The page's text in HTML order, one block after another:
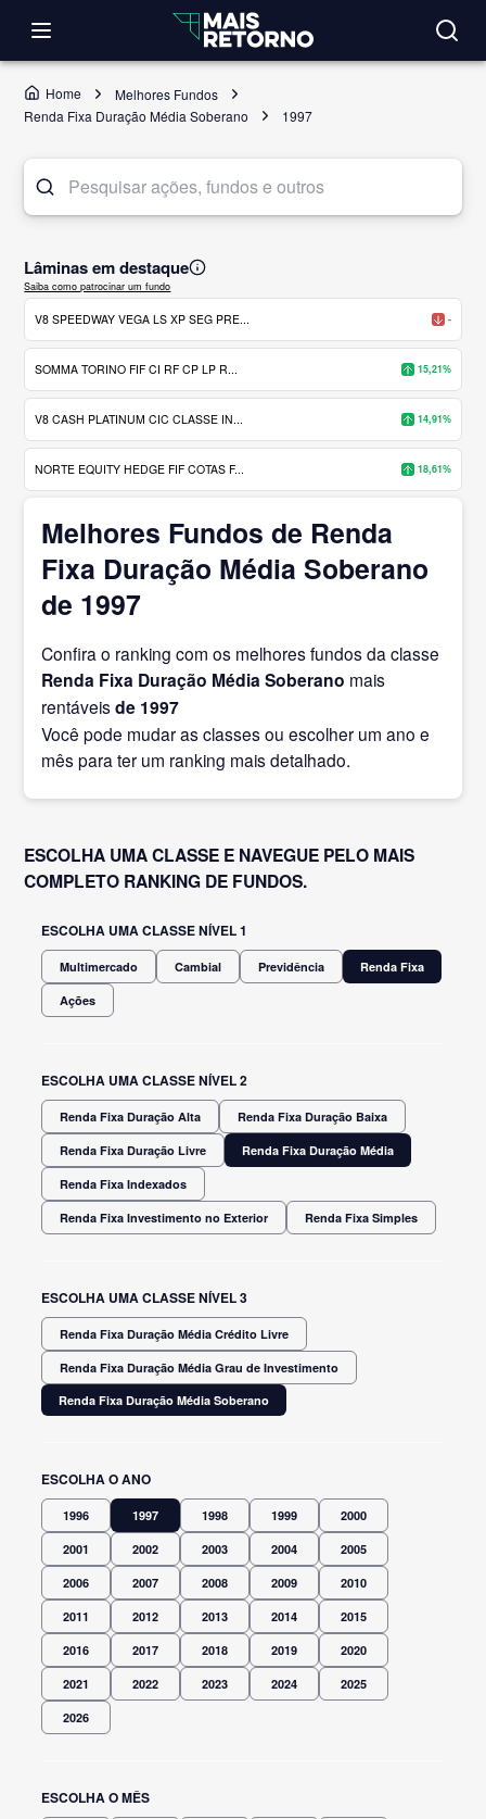
Home
Melhores Fundos
Renda Fixa Duração Média Soberano
1997
Lâminas em destaque
Saiba como patrocinar um fundo
V8 SPEEDWAY VEGA LS XP SEG PRE... -
SOMMA TORINO FIF CI RF CP LP R... 15,21%
V8 CASH PLATINUM CIC CLASSE IN... 14,91%
NORTE EQUITY HEDGE FIF COTAS F... 18,61%
Melhores Fundos de Renda
Fixa Duração Média Soberano
de 1997
Confira o ranking com os melhores fundos da classe
Renda Fixa Duração Média Soberano mais
rentáveisde 1997
Você pode mudar as classes ou escolher um ano e
mês para ter um ranking mais detalhado.
ESCOLHA UMA CLASSE E NAVEGUE PELO MAIS
COMPLETO RANKING DE FUNDOS.
ESCOLHA UMA CLASSE NÍVEL 1
Multimercado Cambial Previdência Renda Fixa
Ações
ESCOLHA UMA CLASSE NÍVEL 2
Renda Fixa Duração Alta Renda Fixa Duração Baixa
Renda Fixa Duração Livre Renda Fixa Duração Média
Renda Fixa Indexados
Renda Fixa Investimento no Exterior Renda Fixa Simples
ESCOLHA UMA CLASSE NÍVEL 3
Renda Fixa Duração Média Crédito Livre
Renda Fixa Duração Média Grau de Investimento
Renda Fixa Duração Média Soberano
ESCOLHA O ANO
1996 1997 1998 1999 2000
2001 2002 2003 2004 2005
2006 2007 2008 2009 2010
2011 2012 2013 2014 2015
2016 2017 2018 2019 2020
2021 2022 2023 2024 2025
2026
ESCOLHA O MÊS